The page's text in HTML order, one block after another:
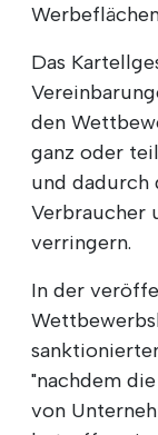
Das
den
ganz oder
und dadurch
Verbraucher
verringern.
In der
"nachdem
von